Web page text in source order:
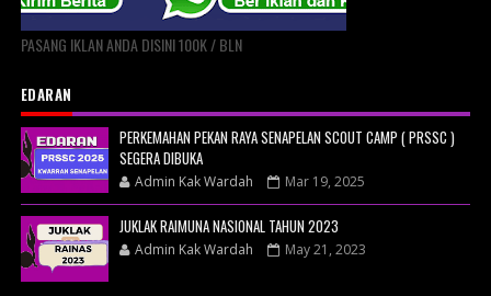
PASANG IKLAN ANDA DISINI 100K / BLN
EDARAN
PERKEMAHAN PEKAN RAYA SENAPELAN SCOUT CAMP ( PRSSC )
SEGERA DIBUKA
Admin Kak Wardah Mar 19, 2025
JUKLAK RAIMUNA NASIONAL TAHUN 2023
Admin Kak Wardah May 21, 2023